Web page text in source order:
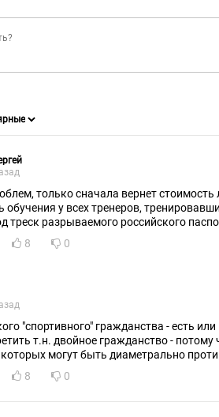
только сначала вернет стоимость
обучения у всех тренеров,
треск разрываемого российского
8 0
гражданства - есть или гражданство или негражданство... И еще
т.н. двойное гражданство -
могут быть диаметрально
8 0